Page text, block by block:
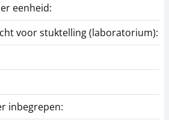
eenheid:
voor stuktelling (laboratorium):
inbegrepen: